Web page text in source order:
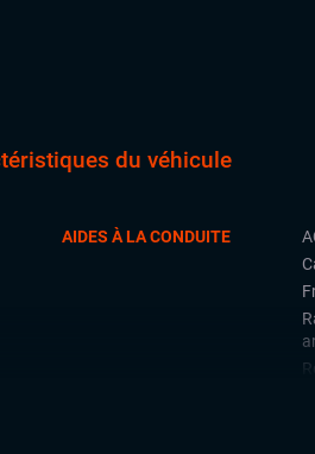
du véhicule
AIDES À LA CONDUITE